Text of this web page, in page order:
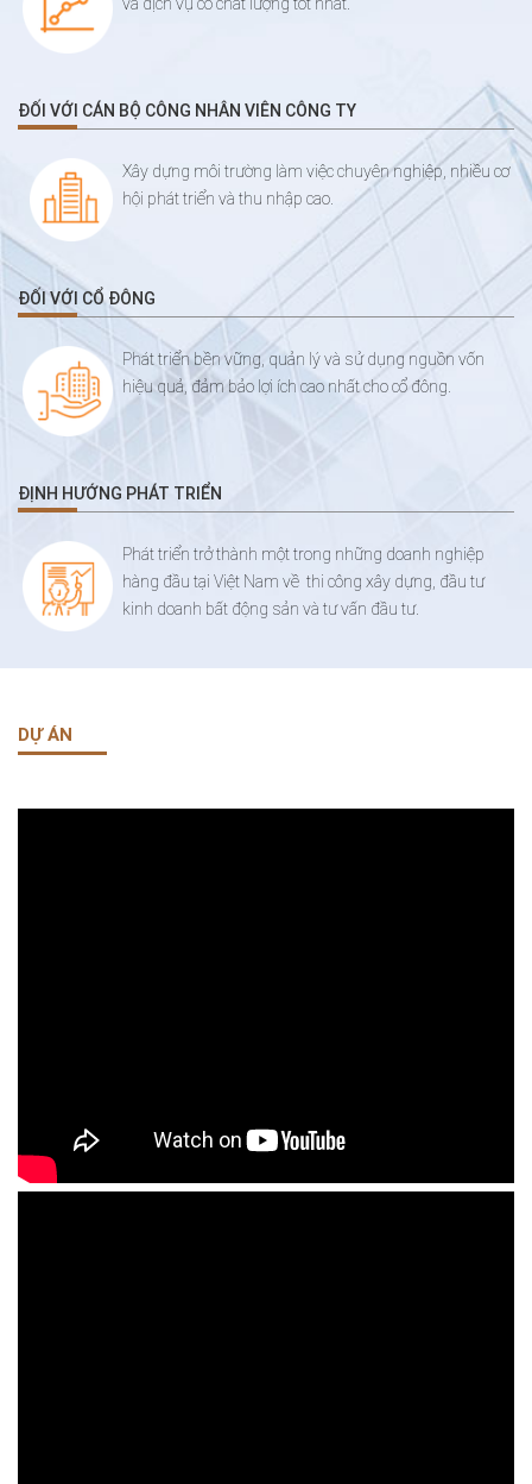
ĐỐI VỚI CÁN BỘ CÔNG NHÂN VIÊN CÔNG TY
Xây dựng môi trường làm việc chuyên nghiệp, nhiều cơ
hội phát triển và thu nhập cao.
ĐỐI VỚI CỔ ĐÔNG
Phát triển bền vững, quản lý và sử dụng nguồn vốn
hiệu quả, đảm bảo lợi ích cao nhất cho cổ đông.
ĐỊNH HƯỚNG PHÁT TRIỂN
Phát triển trở thành một trong những doanh nghiệp
hàng đầu tại Việt Nam về thi công xây dựng, đầu tư
kinh doanh bất động sản và tư vấn đầu tư.
DỰ ÁN